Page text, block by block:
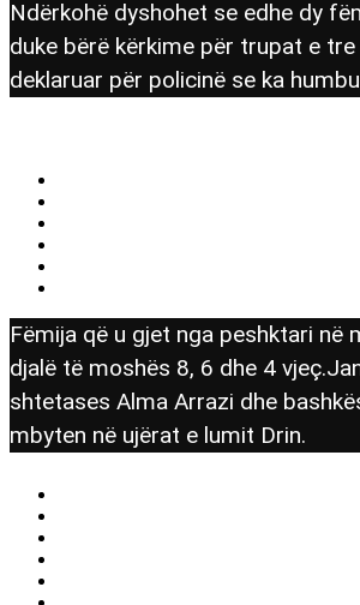
Ndërkohë dyshohet se edhe dy
duke bërë kërkime për trupat e
deklaruar për policinë se ka
Fëmija që u gjet nga peshktari në
djalë të moshës 8, 6 dhe 4
shtetases Alma Arrazi dhe
mbyten në ujërat e lumit Drin.